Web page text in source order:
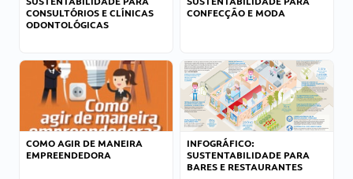
CONSULTÓRIOS E CLÍNICAS
ODONTOLÓGICAS
CONFECÇÃO E MODA
COMO AGIR DE MANEIRA
EMPREENDEDORA
INFOGRÁFICO:
SUSTENTABILIDADE PARA
BARES E RESTAURANTES